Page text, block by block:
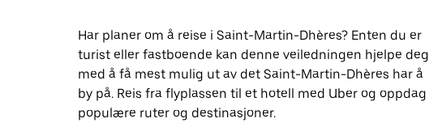
Har planer om å reise i Saint-Martin-Dhères? Enten du er
turist eller fastboende kan denne veiledningen hjelpe deg
med å få mest mulig ut av det Saint-Martin-Dhères har å
by på. Reis fra flyplassen til et hotell med Uber og oppdag
populære ruter og destinasjoner.